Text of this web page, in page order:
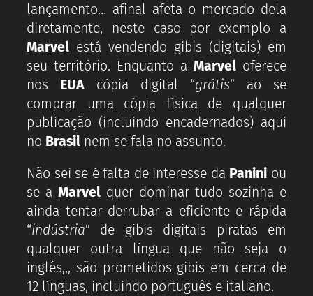
lançamento… afinal afeta o mercado dela
diretamente, neste caso por exemplo a
Marvelestá vendendo gibis (digitais) em
seu território. Enquanto aMarvel oferece
nos EUA cópia digital “grátis” ao se
comprar uma cópia física de qualquer
publicação (incluindo encadernados) aqui
no Brasilnem se fala no assunto.
Não sei se é falta de interesse da Panini ou
se aMarvel quer dominar tudo sozinha e
ainda tentar derrubar a eficiente e rápida
“indústria” de gibis digitais piratas em
qualquer outra língua que não seja o
inglês,,, são prometidos gibis em cerca de
12 línguas, incluindo português e italiano.